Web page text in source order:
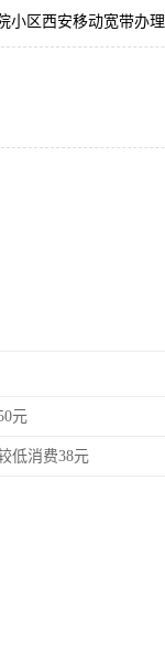
小区西安移动宽带办理
元
低消费38元